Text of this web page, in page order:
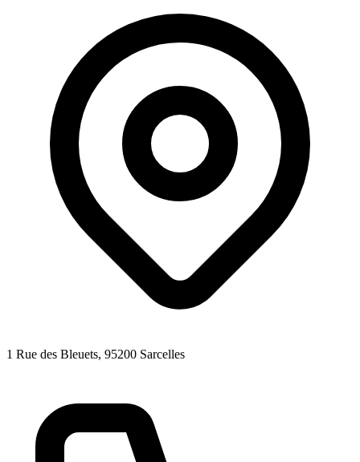
1 Rue des Bleuets, 95200 Sarcelles